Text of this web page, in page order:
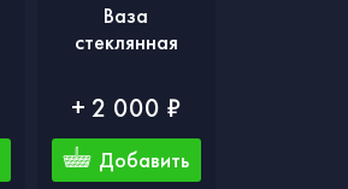
Ваза
стеклянная
+ 2 000 ₽
Добавить